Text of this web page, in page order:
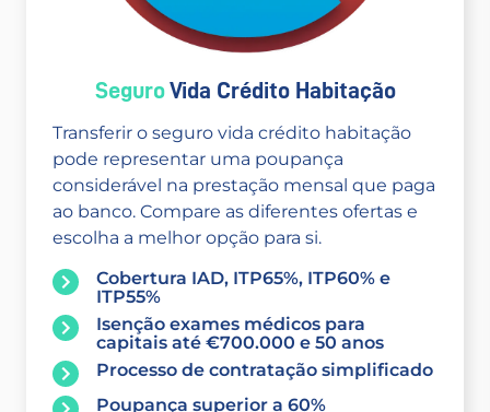
SeguroVida Crédito Habitação
Transferir o seguro vida crédito habitação
pode representar uma poupança
considerável na prestação mensal que paga
ao banco. Compare as diferentes ofertas e
escolha a melhor opção para si.
Cobertura IAD, ITP65%, ITP60% e
ITP55%
Isenção exames médicos para
capitais até €700.000 e 50 anos
Processo de contratação simplificado
Poupança superior a 60%